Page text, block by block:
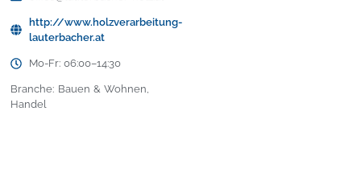
http://www.holzverarbeitung-
lauterbacher.at
Mo-Fr: 06:00–14:30
Branche: Bauen & Wohnen,
Handel